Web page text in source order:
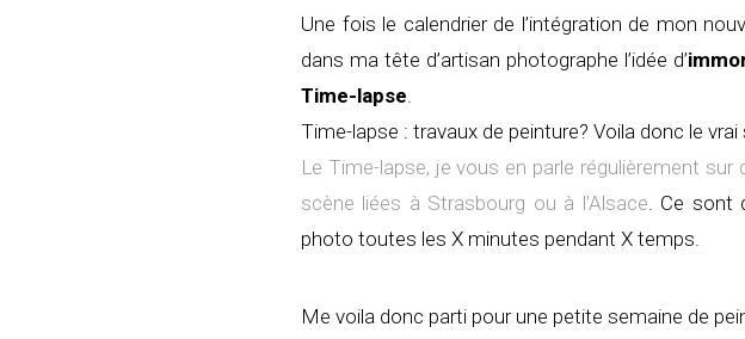
Une fois le calendrier de l’intégration de mon
dans ma tête d’artisan photographe l’idée d’
Time-lapse.
Time-lapse : travaux de peinture? Voila donc le
Le Time-lapse, je vous en parle régulièrement
scène liées à Strasbourg ou à l’Alsace. Ce sont
photo toutes les X minutes pendant X temps.
Me voila donc parti pour une petite semaine de